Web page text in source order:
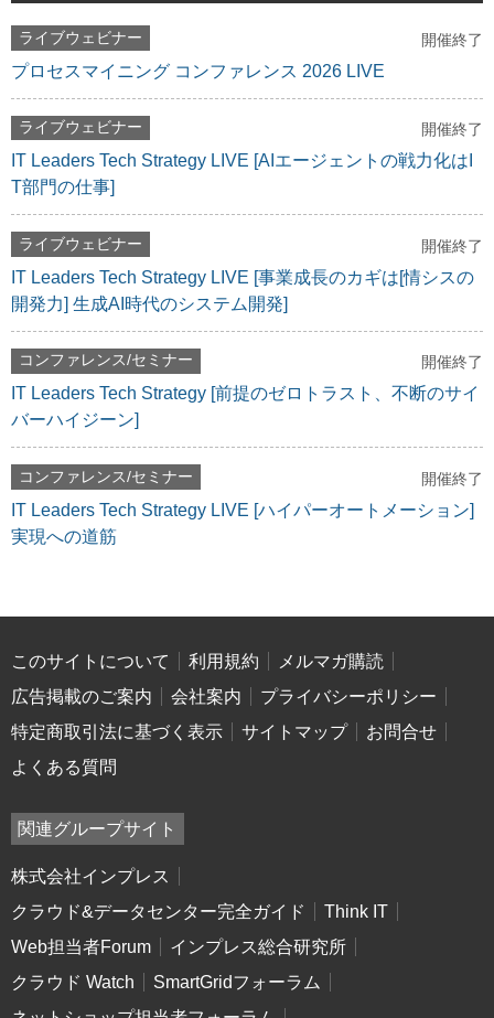
ライブウェビナー 開催終了
プロセスマイニング コンファレンス 2026 LIVE
ライブウェビナー 開催終了
IT Leaders Tech Strategy LIVE [AIエージェントの戦力化はI
T部門の仕事]
ライブウェビナー 開催終了
IT Leaders Tech Strategy LIVE [事業成長のカギは[情シスの
開発力] 生成AI時代のシステム開発]
コンファレンス/セミナー 開催終了
IT Leaders Tech Strategy [前提のゼロトラスト、不断のサイ
バーハイジーン]
コンファレンス/セミナー 開催終了
IT Leaders Tech Strategy LIVE [ハイパーオートメーション]
実現への道筋
このサイトについて 利用規約
メルマガ購読
広告掲載のご案内
会社案内
プライバシーポリシー
特定商取引法に基づく表示
サイトマップ
お問合せ
よくある質問
関連グループサイト
株式会社インプレス
クラウド&データセンター完全ガイド
Think IT
Web担当者Forum
インプレス総合研究所
クラウド Watch
SmartGridフォーラム